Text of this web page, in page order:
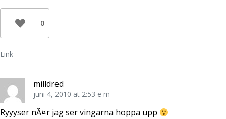
0
Link
milldred
juni 4, 2010 at 2:53 e m
Ryyyser nÃ¤r jag ser vingarna hoppa upp